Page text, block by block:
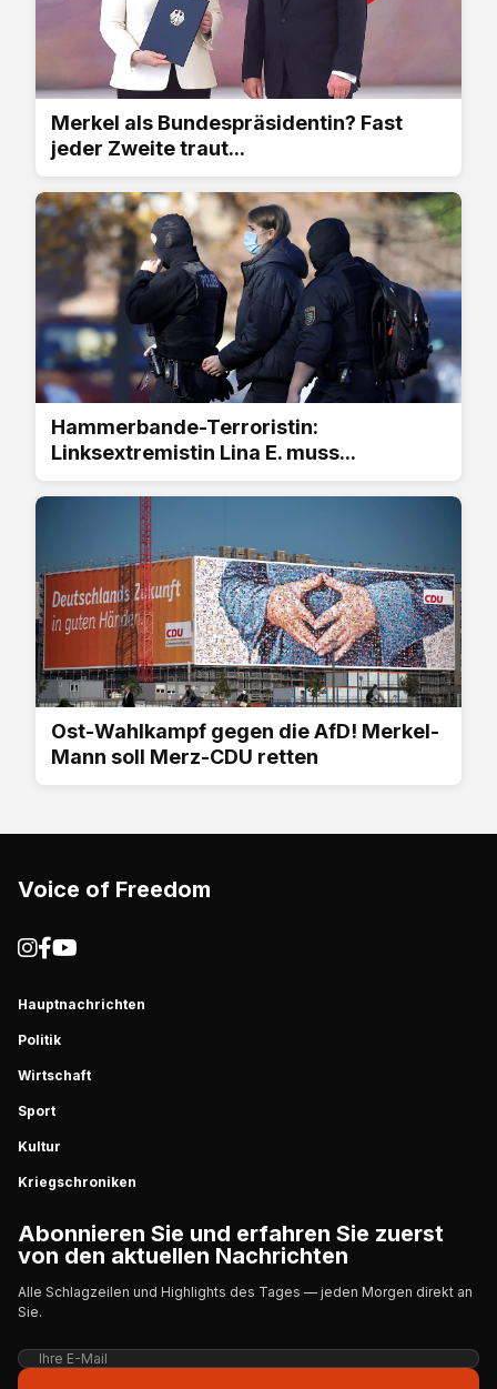
Merkel als Bundespräsidentin? Fast
jeder Zweite traut...
Hammerbande-Terroristin:
Linksextremistin Lina E. muss...
Ost-Wahlkampf gegen die AfD! Merkel-
Mann soll Merz-CDU retten
Voice of Freedom
Hauptnachrichten
Politik
Wirtschaft
Sport
Kultur
Kriegschroniken
Abonnieren Sie und erfahren Sie zuerst
von den aktuellen Nachrichten
Alle Schlagzeilen und Highlights des Tages — jeden Morgen direkt an
Sie.